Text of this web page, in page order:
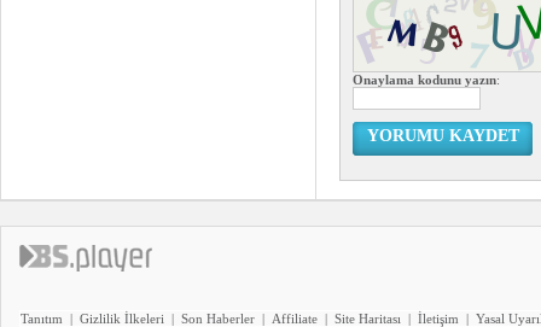
Onaylama kodunu yazın:
YORUMU KAYDET
Tanıtım | Gizlilik İlkeleri | Son Haberler | Affiliate | Site Haritası | İletişim | Yasal